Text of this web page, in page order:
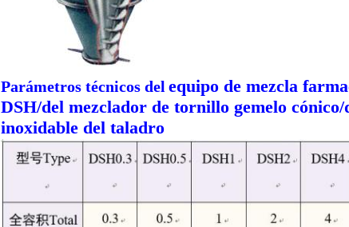
Parámetros técnicos del equipo de mezcla
DSH/del mezclador de tornillo gemelo
inoxidable del taladro